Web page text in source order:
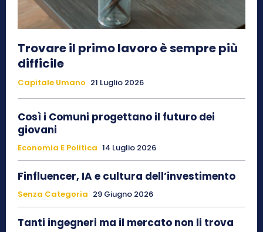
Trovare il primo lavoro è sempre più
difficile
Capitale Umano 21 Luglio 2026
Così i Comuni progettano il futuro dei
giovani
Economia E Politica 14 Luglio 2026
Finfluencer, IA e cultura dell’investimento
Senza Categoria 29 Giugno 2026
Tanti ingegneri ma il mercato non li trova